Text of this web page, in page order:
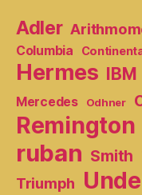
Adler
Columbia
Hermes IBM
Mercedes
Odhner
Remington
ruban Smith
Triumph